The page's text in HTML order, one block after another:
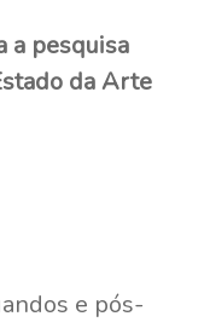
a pesquisa
da Arte
e pós-